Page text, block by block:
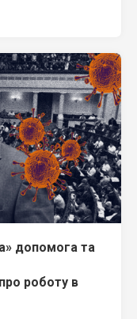
допомога та
роботу в